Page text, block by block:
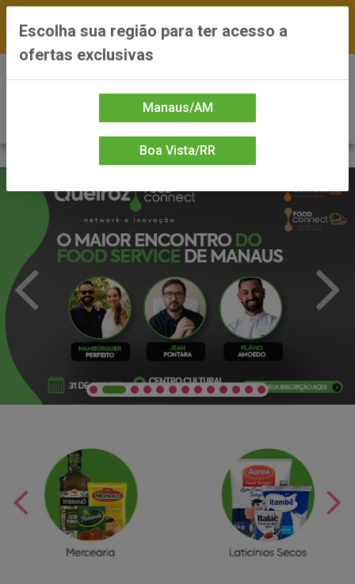
*Preços exclusivos do site — Entrega em até 24h
Escolha sua região para ter acesso a
ofertas exclusivas
Manaus/AM
Boa Vista/RR